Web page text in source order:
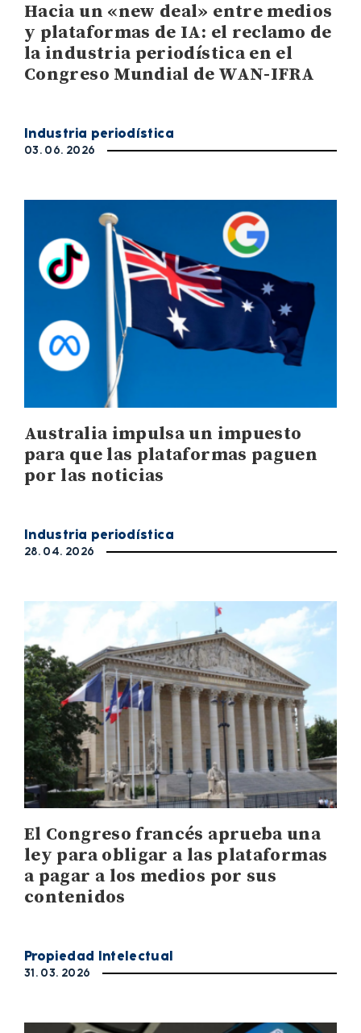
Hacia un «new deal» entre medios
y plataformas de IA: el reclamo de
la industria periodística en el
Congreso Mundial de WAN-IFRA
Industria periodística
03. 06. 2026
Australia impulsa un impuesto
para que las plataformas paguen
por las noticias
Industria periodística
28. 04. 2026
El Congreso francés aprueba una
ley para obligar a las plataformas
a pagar a los medios por sus
contenidos
Propiedad Intelectual
31. 03. 2026